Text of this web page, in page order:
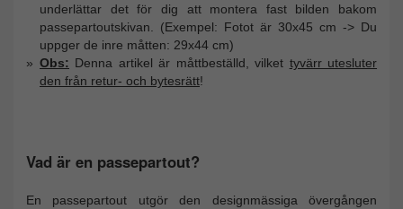
underlättar det för dig att montera fast bilden bakom
passepartoutskivan. (Exempel: Fotot är 30x45 cm -> Du
uppger de inre måtten: 29x44 cm)
Obs: Denna artikel är måttbeställd, vilket tyvärr utesluter
den från retur- och bytesrätt!
Vad är en passepartout?
En passepartout utgör den designmässiga övergången